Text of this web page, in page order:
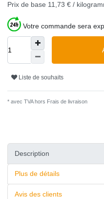
Prix de base 11,73 € /
Votre commande sera
Liste de souhaits
* avec TVA hors Frais de livraison
Description
Plus de détails
Avis des clients